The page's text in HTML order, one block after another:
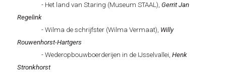
- Het land van Staring (Museum STAAL),Gerrit Jan
Regelink
- Wilma de schrijfster (Wilma Vermaat), Willy
Rouwenhorst-Hartgers
- Wederopbouwboerderijen in de IJsselvallei,Henk
Stronkhorst